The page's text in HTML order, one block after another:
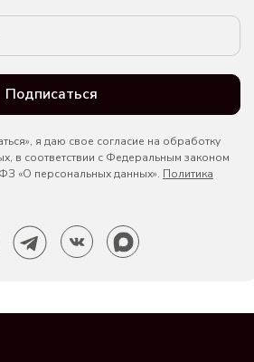
Подписаться
я даю свое согласие на обработку
в соответствии с Федеральным законом
«О персональных данных». Политика